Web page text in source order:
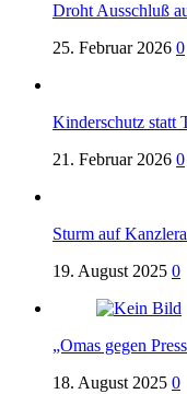
Droht Ausschluß
25. Februar 2026 0
Kinderschutz statt
21. Februar 2026 0
Sturm auf
19. August 2025 0
„Omas gegen
18. August 2025 0